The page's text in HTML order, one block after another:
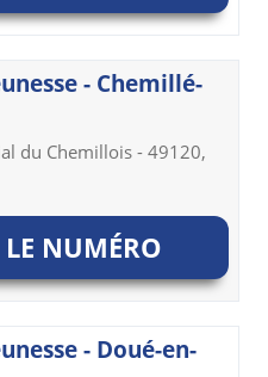
- Chemillé-
du Chemillois - 49120,
NUMÉRO
- Doué-en-